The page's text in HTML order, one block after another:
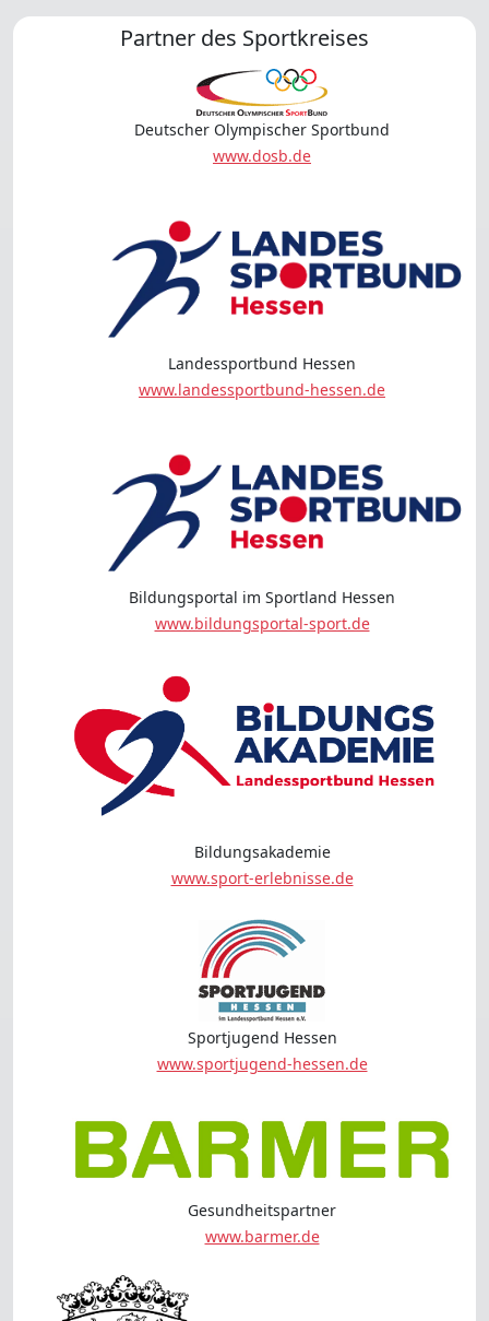
Partner des Sportkreises
Deutscher Olympischer Sportbund
www.dosb.de
Landessportbund Hessen
www.landessportbund-hessen.de
Bildungsportal im Sportland Hessen
www.bildungsportal-sport.de
Bildungsakademie
www.sport-erlebnisse.de
Sportjugend Hessen
www.sportjugend-hessen.de
Gesundheitspartner
www.barmer.de